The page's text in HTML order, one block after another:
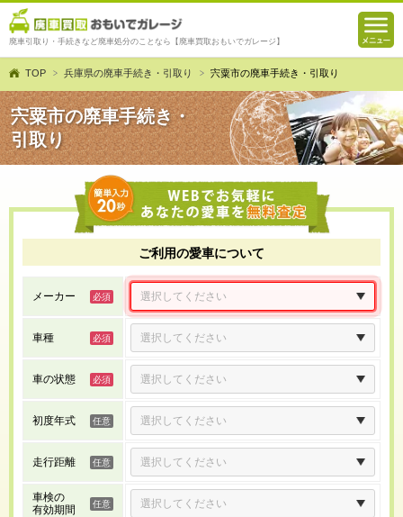
廃車引取り・手続きなど廃車処分のことなら【廃車買取おもいでガレージ】
TOP 兵庫県の廃車手続き・引取り 宍粟市の廃車手続き・引取り
宍粟市の廃車手続き・
引取り
ご利用の愛車について
メーカー
車種
車の状態
初度年式
走行距離
車検の
有効期間